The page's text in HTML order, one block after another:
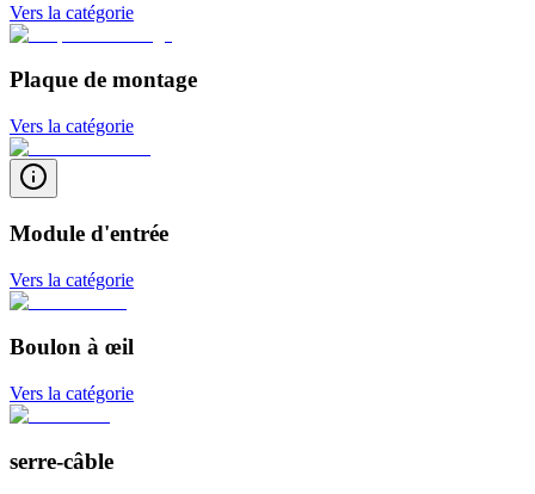
Vers la catégorie
Plaque de montage
Vers la catégorie
Module d'entrée
Vers la catégorie
Boulon à œil
Vers la catégorie
serre-câble